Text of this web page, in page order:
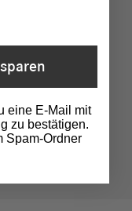
eine E-Mail mit
zu bestätigen.
Spam-Ordner